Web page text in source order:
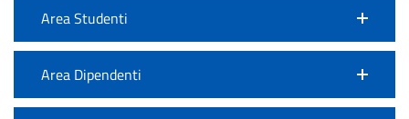
Area Studenti
Area Dipendenti